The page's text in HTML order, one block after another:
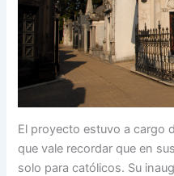
El proyecto estuvo a cargo
que vale recordar que en
solo para católicos. Su